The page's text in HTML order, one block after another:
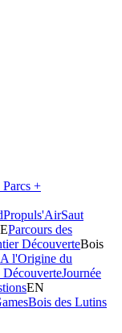
+
Propuls'AirSaut
Parcours des
DécouverteBois
A l'Origine du
Journée
EN
Bois des Lutins